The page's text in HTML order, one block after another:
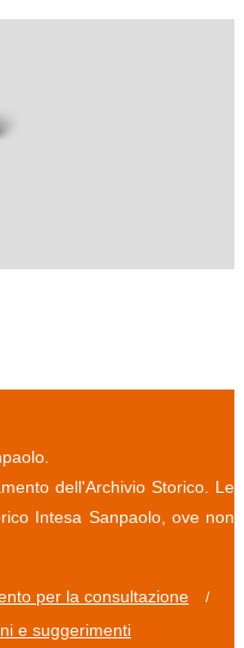
dell'Archivio Storico. Le
Intesa Sanpaolo, ove non
per la consultazione /
e suggerimenti